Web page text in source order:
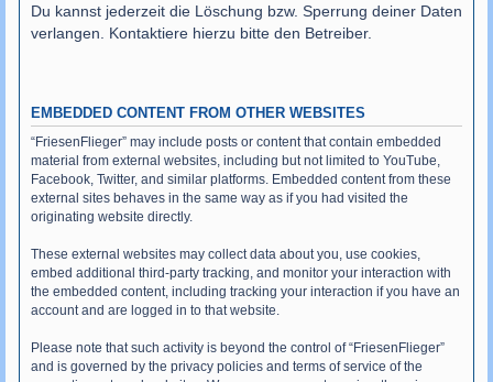
Du kannst jederzeit die Löschung bzw. Sperrung deiner Daten
verlangen. Kontaktiere hierzu bitte den Betreiber.
EMBEDDED CONTENT FROM OTHER WEBSITES
“FriesenFlieger” may include posts or content that contain embedded
material from external websites, including but not limited to YouTube,
Facebook, Twitter, and similar platforms. Embedded content from these
external sites behaves in the same way as if you had visited the
originating website directly.
These external websites may collect data about you, use cookies,
embed additional third-party tracking, and monitor your interaction with
the embedded content, including tracking your interaction if you have an
account and are logged in to that website.
Please note that such activity is beyond the control of “FriesenFlieger”
and is governed by the privacy policies and terms of service of the